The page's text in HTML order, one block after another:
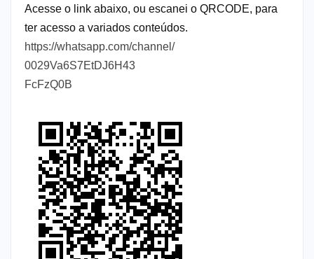
Acesse o link abaixo, ou escanei o QRCODE, para
ter acesso a variados conteúdos.
https://whatsapp.com/channel/
0029Va6S7EtDJ6H43
FcFzQ0B